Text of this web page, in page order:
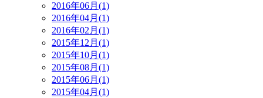
2016年06月(1)
2016年04月(1)
2016年02月(1)
2015年12月(1)
2015年10月(1)
2015年08月(1)
2015年06月(1)
2015年04月(1)